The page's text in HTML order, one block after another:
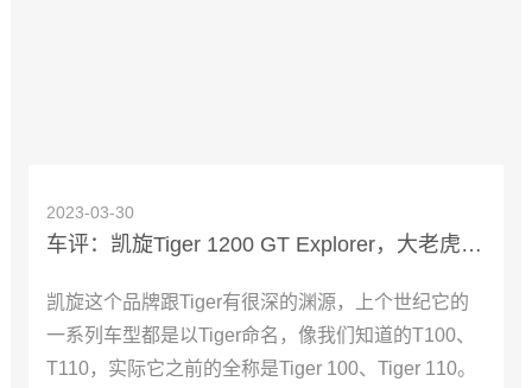
2023-03-30
车评：凯旋Tiger 1200 GT Explorer，大老虎的诗和远方！
凯旋这个品牌跟Tiger有很深的渊源，上个世纪它的
一系列车型都是以Tiger命名，像我们知道的T100、
T110，实际它之前的全称是Tiger 100、Tiger 110。